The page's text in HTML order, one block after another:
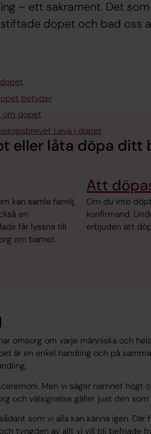
– ett sakrament. Det
dopet och bad oss
.
betyder
om dopet
Leva i dopet
eller låta döpa ditt
kan samla familj,
en
får lyssna till
om barnet.
Att
Om du inte
konfirmand.
erbjuden att
omsorg om varje människa och
är en enkel handling och på
Men vi säger namnet högt
och välsignelse gäller just den som
som vi alla kan känna igen.
tyngden av allt vi vill bli befriade